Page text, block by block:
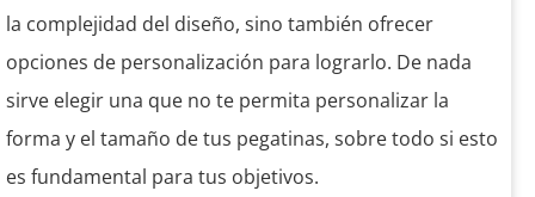
la complejidad del diseño, sino también ofrecer
opciones de personalización para lograrlo. De nada
sirve elegir una que no te permita personalizar la
forma y el tamaño de tus pegatinas, sobre todo si esto
es fundamental para tus objetivos.